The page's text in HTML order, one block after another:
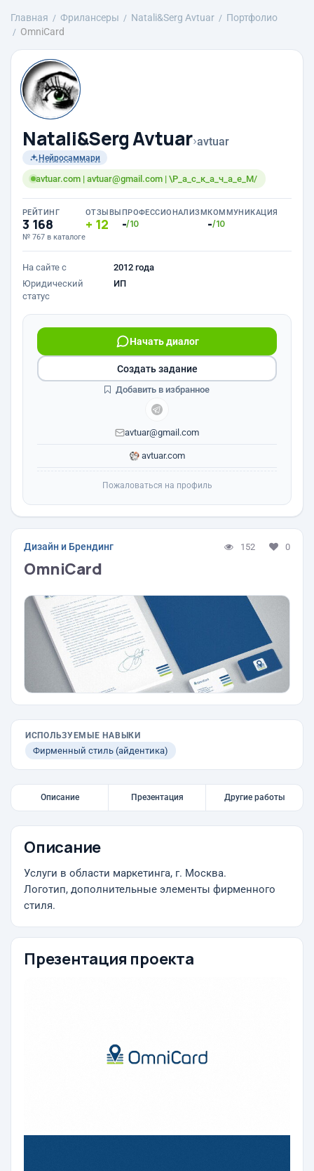
Главная Фрилансеры Natali&Serg Avtuar
Портфолио
OmniCard
Natali&Serg Avtuar›avtuar
Нейросаммари
avtuar.com | avtuar@gmail.com | \Р_а_с_к_а_ч_а_е_М/
РЕЙТИНГ
3 168
№ 767 в каталоге
ОТЗЫВЫ
12
ПРОФЕССИОНАЛИЗМ
-/10
КОММУНИКАЦИЯ
-/10
На сайте с
2012 года
Юридический
статус
ИП
Начать диалог
avtuar@gmail.com
avtuar.com
Создать задание
Добавить в избранное
Пожаловаться на профиль
Дизайн и Брендинг 152 0
OmniCard
ИСПОЛЬЗУЕМЫЕ НАВЫКИ
Фирменный стиль (айдентика)
Описание Презентация Другие работы
Описание
Услуги в области маркетинга, г. Москва.
Логотип, дополнительные элементы фирменного
стиля.
Презентация проекта